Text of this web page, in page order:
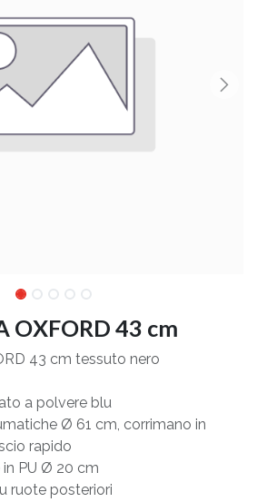
OXFORD 43 cm
43 cm tessuto nero
a polvere blu
Ø 61 cm, corrimano in
rapido
PU Ø 20 cm
ruote posteriori